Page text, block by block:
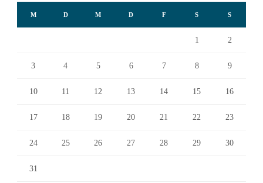
M D M D F S S
1 2
3 4 5 6 7 8 9
10 11 12 13 14 15 16
17 18 19 20 21 22 23
24 25 26 27 28 29 30
31